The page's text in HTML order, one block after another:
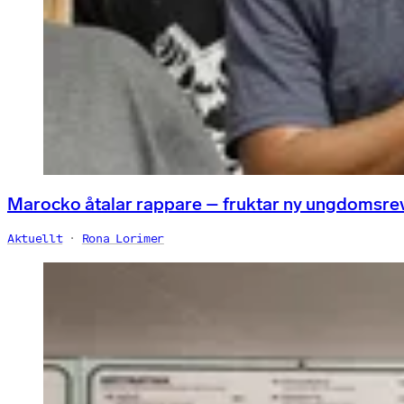
Marocko åtalar rappare – fruktar ny
Aktuellt Rona Lorimer